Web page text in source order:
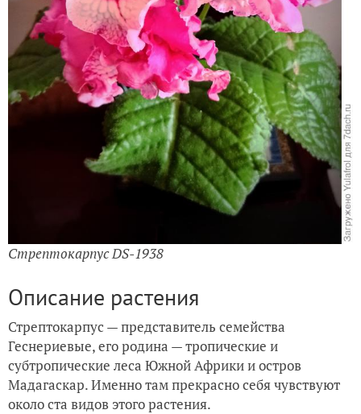
Стрептокарпус DS-1938
Описание растения
Стрептокарпус — представитель семейства
Геснериевые, его родина — тропические и
субтропические леса Южной Африки и остров
Мадагаскар. Именно там прекрасно себя чувствуют
около ста видов этого растения.